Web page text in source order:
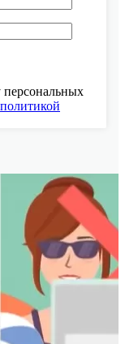
персональных
политикой